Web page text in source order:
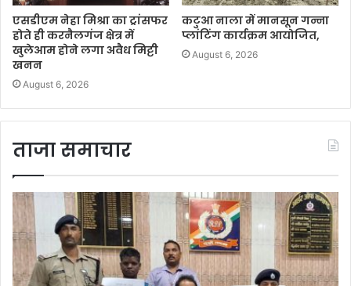
एसडीएम नेहा मिश्रा का ट्रांसफर
होते ही करनैलगंज क्षेत्र में
खुलेआम होने लगा अवैध मिट्टी
खनन
August 6, 2026
कटुआ नाला में मानसून गन्ना
प्लांटिंग कार्यक्रम आयोजित,
August 6, 2026
ताजा समाचार